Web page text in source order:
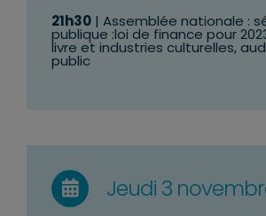
21h30| Assemblée nationale :
publique :loi de finance pour
livre et industries culturelles,
public
Jeudi 3